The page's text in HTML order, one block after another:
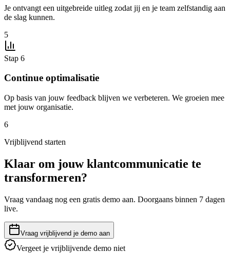
Je ontvangt een uitgebreide uitleg zodat jij en je team zelfstandig aan
de slag kunnen.
5
Stap 6
Continue optimalisatie
Op basis van jouw feedback blijven we verbeteren. We groeien mee
met jouw organisatie.
6
Vrijblijvend starten
Klaar om jouw klantcommunicatie te
transformeren?
Vraag vandaag nog een gratis demo aan. Doorgaans binnen 7 dagen
live.
Vraag vrijblijvend je demo aan
Vergeet je vrijblijvende demo niet